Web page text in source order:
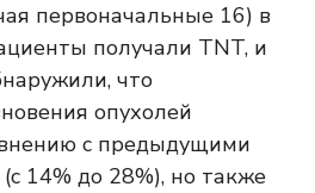
первоначальные 16) в
получали TNT, и
что
опухолей
с предыдущими
14% до 28%), но также